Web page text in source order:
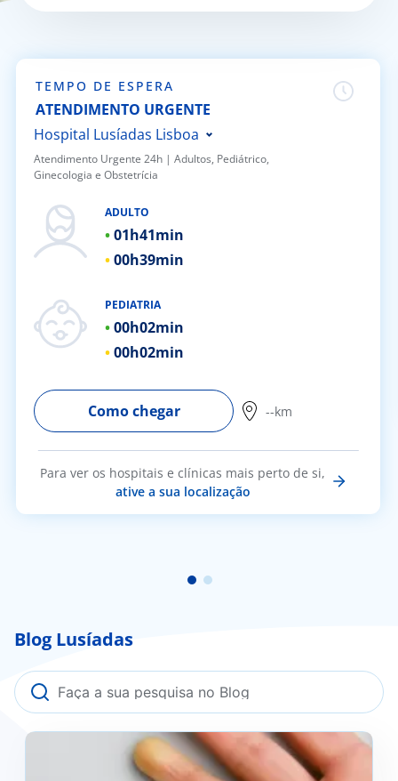
Sport
TEMPO DE ESPERA
ATENDIMENTO URGENTE
Hospital Lusíadas Lisboa
Hospital Lusíadas Porto
Hospital Lusíadas Braga
Hospital Lusíadas Amadora
Hospital Lusíadas Albufeira
Hospital Lusíadas Paços de
Ferreira
Atendimento Urgente 24h | ​Adultos, Pediátrico,
Ginecologia e Obstetrícia
ADULTO
01h41min
00h39min
PEDIATRIA
00h02min
00h02min
Como chegar --km
Para ver os hospitais e clínicas mais perto de si,
ative a sua localização
Blog Lusíadas
Fenómeno de Raynaud: o que é, como se previne e
quando deve procurar ajuda médica?